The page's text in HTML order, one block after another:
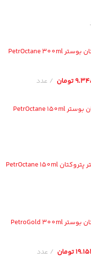
24 عدد مکمل بنزین و اکتان بوستر PetrOctane 300ml
تومان عدد
12 عدد مکمل بنزین و اکتان بوستر PetrOctane 150ml
مکمل بنزین و اکتان بوستر پتروکتان PetrOctane 150ml
24 عدد مکمل بنزین و اکتان بوستر PetroGold 300ml
تومان عدد